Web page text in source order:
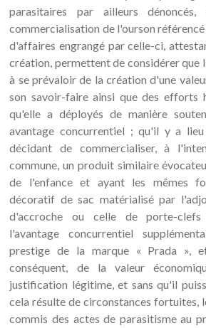
parasitaires par ailleurs
commercialisation de l'ourson
d'affaires engrangé par celle-ci,
création, permettent de considérer que
à se prévaloir de la création d'une
son savoir-faire ainsi que des efforts
qu'elle a déployés de manière
avantage concurrentiel ; qu'il y a
décidant de commercialiser, à
commune, un produit similaire
de l'enfance et ayant les mêmes
décoratif de sac matérialisé par
d'accroche ou celle de porte-
l'avantage concurrentiel
prestige de la marque « Prada »,
conséquent, de la valeur
justification légitime, et sans qu'il
cela résulte de circonstances fortuites,
commis des actes de parasitisme au